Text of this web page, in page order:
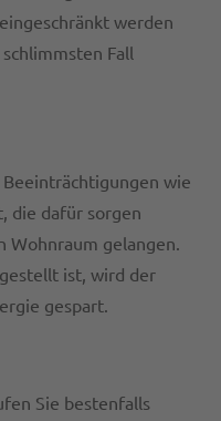
werden
Fall
Beeinträchtigungen wie
die dafür sorgen
Wohnraum gelangen.
ist, wird der
gespart.
Sie bestenfalls